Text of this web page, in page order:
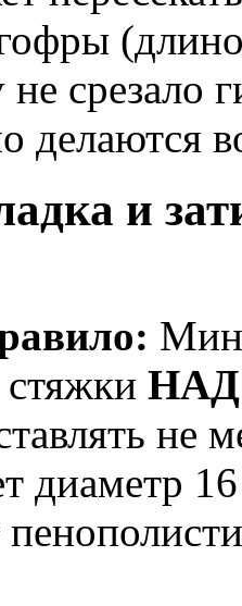
не
делаются
и
НАД
не
диаметр